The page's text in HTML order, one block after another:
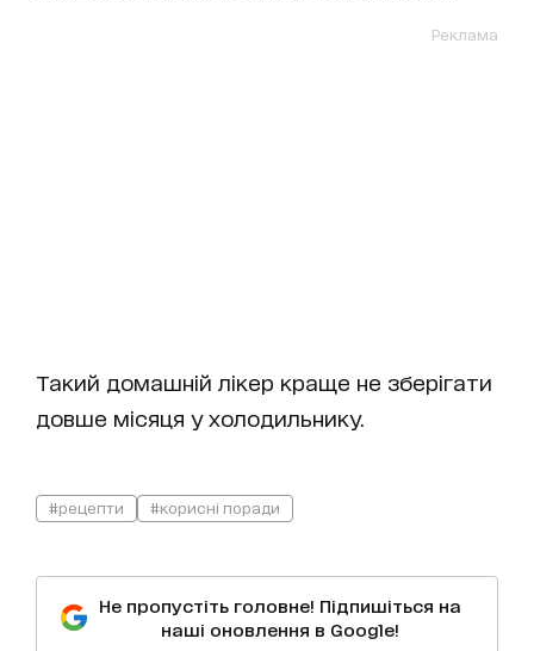
Реклама
Такий домашній лікер краще не зберігати
довше місяця у холодильнику.
#рецепти #корисні поради
Не пропустіть головне! Підпишіться на
наші оновлення в Google!